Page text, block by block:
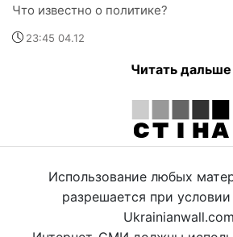
Что известно о политике?
23:45 04.12
Читать дальше
Использование любых
разрешается при